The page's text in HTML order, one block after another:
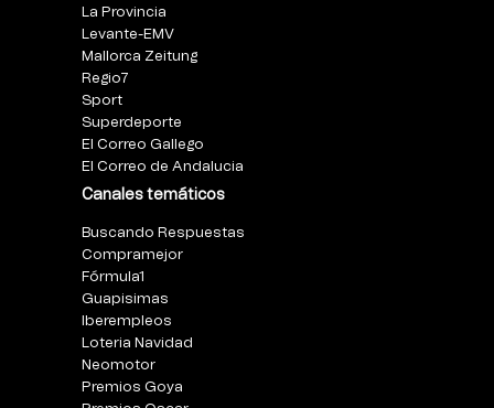
La Provincia
Levante-EMV
Mallorca Zeitung
Regio7
Sport
Superdeporte
El Correo Gallego
El Correo de Andalucia
Canales temáticos
Buscando Respuestas
Compramejor
Fórmula1
Guapisimas
Iberempleos
Loteria Navidad
Neomotor
Premios Goya